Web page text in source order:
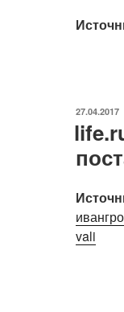
27.04.2017
vali